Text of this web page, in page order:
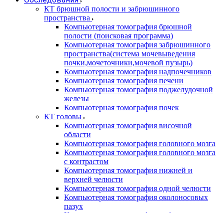
КТ брюшной полости и забрюшинного
пространства
Компьютерная томография брюшной
полости (поисковая программа)
Компьютерная томография забрюшинного
пространства(система мочевыведения
почки,мочеточники,мочевой пузырь)
Компьютерная томография надпочечников
Компьютерная томография печени
Компьютерная томография поджелудочной
железы
Компьютерная томография почек
КТ головы
Компьютерная томография височной
области
Компьютерная томография головного мозга
Компьютерная томография головного мозга
с контрастом
Компьютерная томография нижней и
верхней челюсти
Компьютерная томография одной челюсти
Компьютерная томография околоносовых
пазух